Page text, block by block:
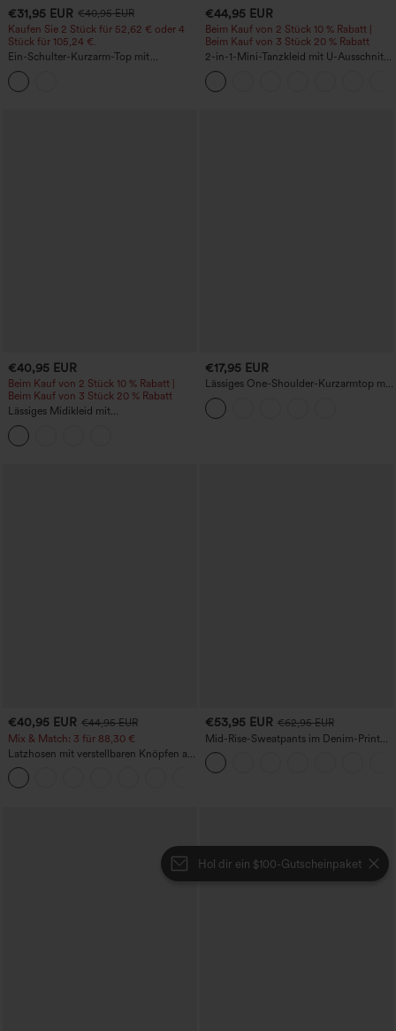
Hol dir ein $100-Gutscheinpaket
€31,95 EUR €40,95 EUR
Kaufen Sie 2 Stück für 52,62 € oder 4
Stück für 105,24 €.
Ein-Schulter-Kurzarm-Top mit
abgerundetem High-Low-Saum,
integriertem BH, gepunktet, lässig
€44,95 EUR
Beim Kauf von 2 Stück 10 % Rabatt |
Beim Kauf von 3 Stück 20 % Rabatt
2-in-1-Mini-Tanzkleid mit U-Ausschnitt,
rückenfrei, verdrehter Ausschnitt,
Seitentasche-Easy Peezy
€40,95 EUR
Beim Kauf von 2 Stück 10 % Rabatt |
Beim Kauf von 3 Stück 20 % Rabatt
Lässiges Midikleid mit
Rundhalsausschnitt, integriertem BH,
ärmellos und Rüschensaum
€17,95 EUR
Lässiges One-Shoulder-Kurzarmtop mit
Raffung
€40,95 EUR €44,95 EUR
Mix & Match: 3 für 88,30 €
Latzhosen mit verstellbaren Knöpfen an
den Schulterträgern und mehrere
Taschen
€53,95 EUR €62,95 EUR
Mid-Rise-Sweatpants im Denim-Print
aus French Terry, lässig, mit Taschen